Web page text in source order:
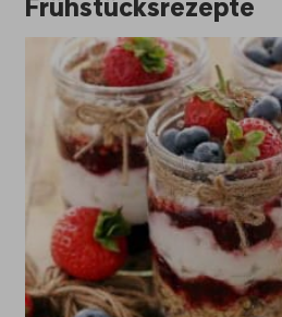
Frühstücksrezepte